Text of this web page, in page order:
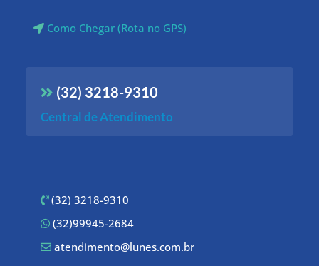
Como Chegar (Rota no GPS)
(32) 3218-9310
Central de Atendimento
(32) 3218-9310
(32)99945-2684
atendimento@lunes.com.br